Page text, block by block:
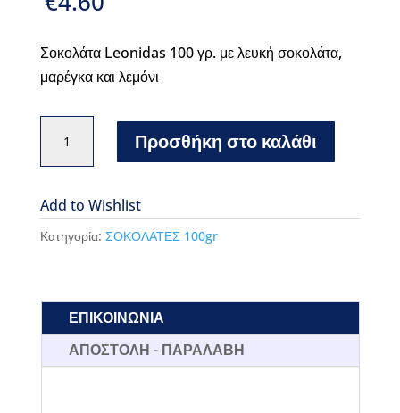
Σοκολάτα Leonidas 100 γρ. με λευκή σοκολάτα,
μαρέγκα και λεμόνι
Leonidas
White
Chocolate
meringue
ποσότητα
Προσθήκη στο καλάθι
Add to Wishlist
Κατηγορία: ΣΟΚΟΛΑΤΕΣ 100gr
ΕΠΙΚΟΙΝΩΝΙΑ
ΑΠΟΣΤΟΛΗ - ΠΑΡΑΛΑΒΗ